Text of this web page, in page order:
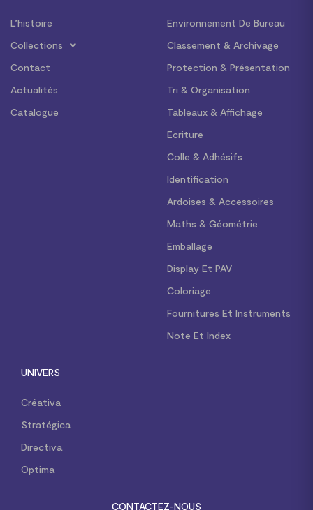
L’histoire
Collections
Contact
Actualités
Catalogue
Environnement De Bureau
Classement & Archivage
Protection & Présentation
Tri & Organisation
Tableaux & Affichage
Ecriture
Colle & Adhésifs
Identification
Ardoises & Accessoires
Maths & Géométrie
Emballage
Display Et PAV
Coloriage
Fournitures Et Instruments
Note Et Index
UNIVERS
Créativa
Stratégica
Directiva
Optima
CONTACTEZ-NOUS